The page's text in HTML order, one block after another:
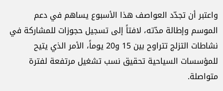
واعتبر أن تجدّد العواصف هذا الأسبوع يساهم في دعم
الموسم وإطالة مدّته، لافتاً إلى تسجيل حجوزات للمشاركة في
نشاطات التزلج تتراوح بين 15 و20 يوماً، الأمر الذي يتيح
للمؤسسات السياحية تحقيق نسب تشغيل مرتفعة لفترة
متواصلة.